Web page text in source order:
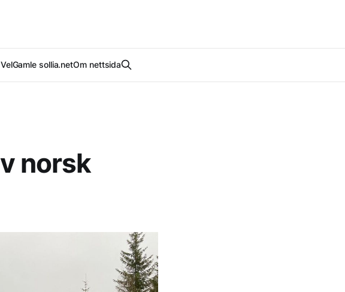
Gamle sollia.netOm nettsida
norsk